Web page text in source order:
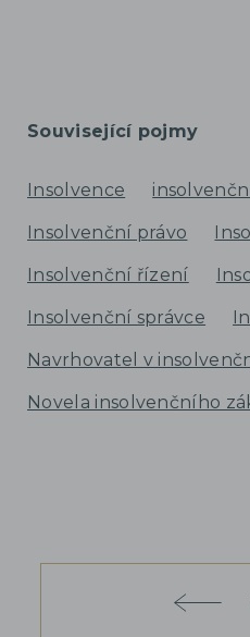
Související pojmy
Insolvence
Insolvenční právo
Insolvenční řízení
Insolvenční správce
Navrhovatel v
Novela insolvenčního